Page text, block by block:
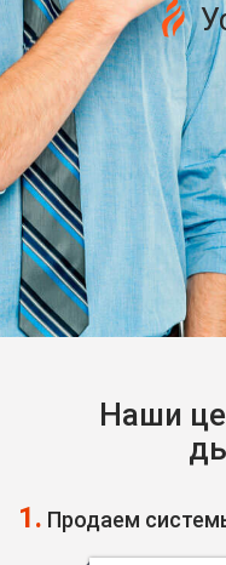
Наши
1. Продаем